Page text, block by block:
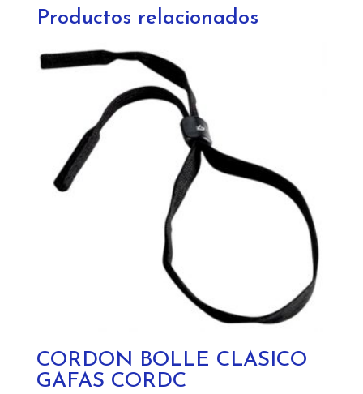
Productos relacionados
CORDON BOLLE CLASICO
GAFAS CORDC